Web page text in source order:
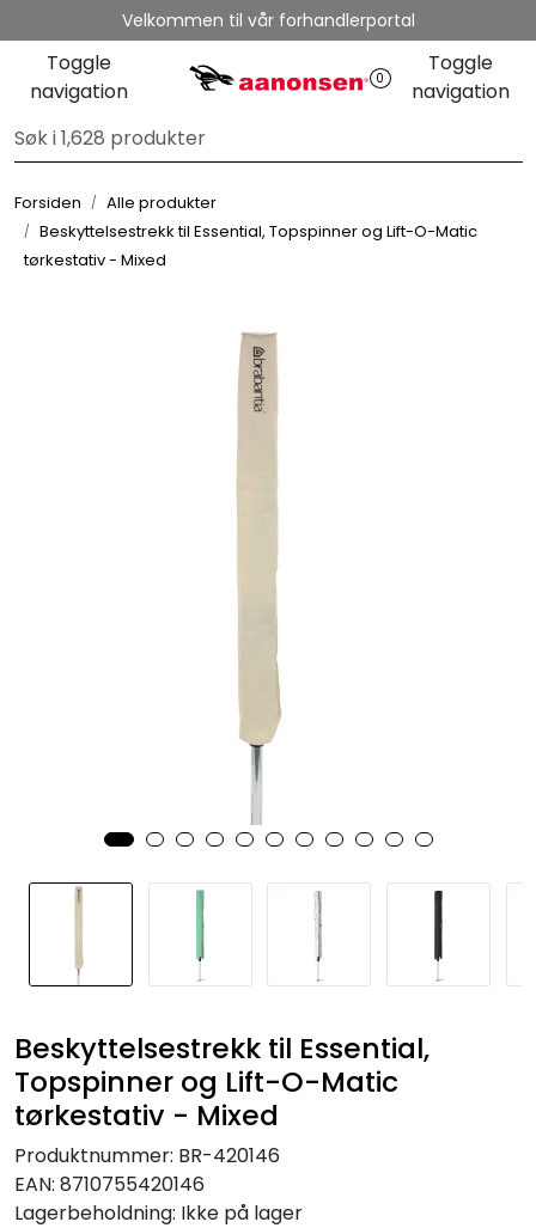
Skip to main contentVelkommen til vår forhandlerportal
Toggle
navigation
0
Toggle
navigation
Forsiden
Alle produkter
Beskyttelsestrekk til Essential, Topspinner og Lift-O-Matic
tørkestativ - Mixed
Beskyttelsestrekk til Essential,
Topspinner og Lift-O-Matic
tørkestativ - Mixed
Produktnummer: BR-420146
EAN: 8710755420146
Lagerbeholdning: Ikke på lager
Alle produkter
Varemerker
Om oss